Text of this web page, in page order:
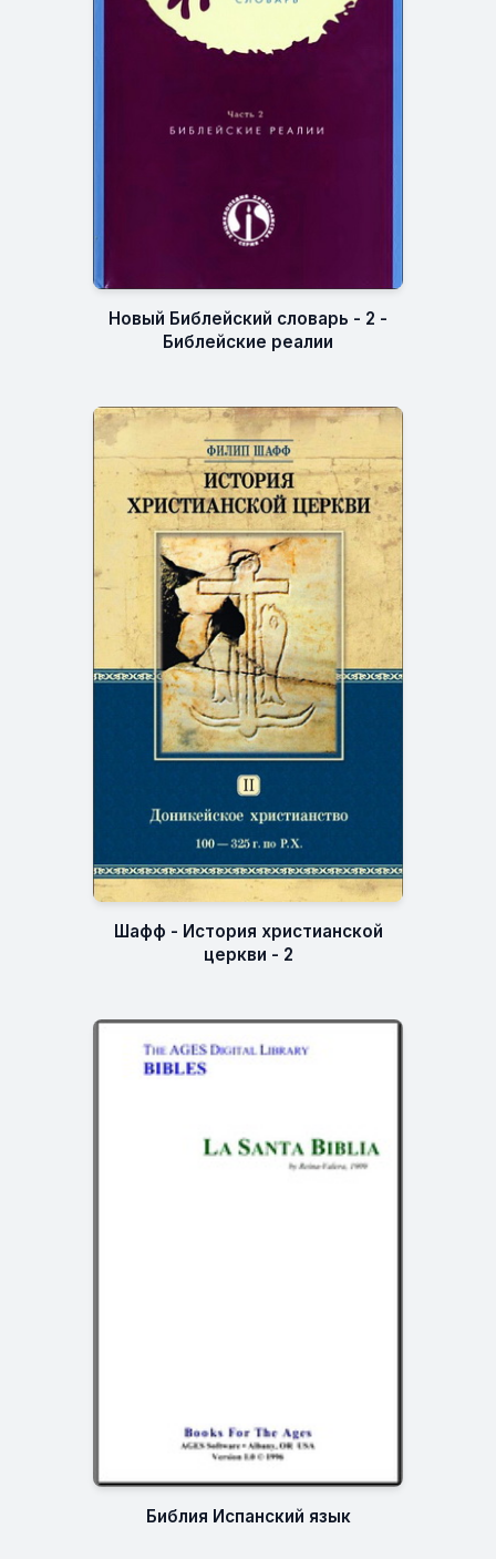
Новый Библейский словарь - 2 -
Библейские реалии
Шафф - История христианской
церкви - 2
Библия Испанский язык